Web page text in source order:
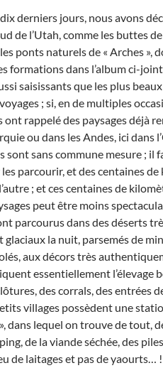
derniers jours, nous avons
de l’Utah, comme les buttes
ponts naturels de « Arches »,
formations dans l’album ci-
saisissants que les plus
; si, en de multiples
ont rappelé des paysages déjà
ou dans les Andes, ici dans
sont sans commune mesure ; il
parcourir, et des centaines
; et ces centaines de
peut être moins
parcourus dans des déserts
glaciaux la nuit, parsemés de
aux décors très
essentiellement l’élevage
des corrals, des entrées
villages possèdent une
dans lequel on trouve de tout,
de la viande séchée, des
de laitages et pas de yaourts… !